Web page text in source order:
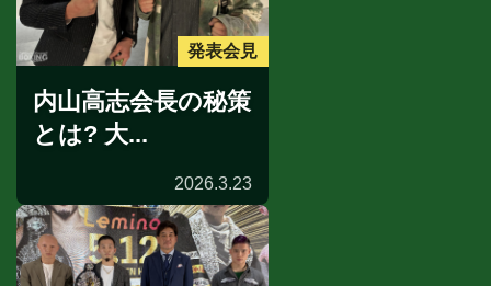
発表会見
内山高志会長の秘策
とは? 大...
2026.3.23